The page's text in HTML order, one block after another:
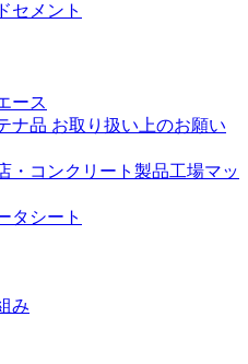
セメント
ース
ナ品 お取り扱い上のお願い
・コンクリート製品工場マッ
タシート
み